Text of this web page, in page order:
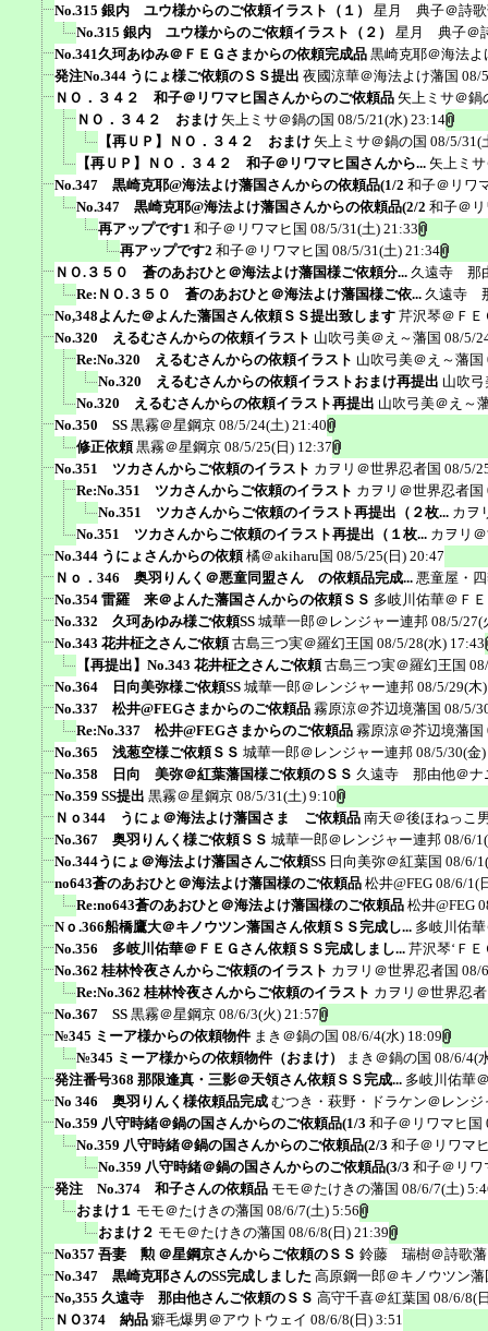
No.315 銀内 ユウ様からのご依頼イラスト（１）
星月 典子＠詩歌
No.315 銀内 ユウ様からのご依頼イラスト（２）
星月 典子＠
No.341久珂あゆみ＠ＦＥＧさまからの依頼完成品 黒崎克耶＠海法よ
発注No.344 うにょ様ご依頼のＳＳ提出 夜國涼華＠海法よけ藩国 08/
ＮＯ．３４２ 和子＠リワマヒ国さんからのご依頼品 矢上ミサ＠鍋
ＮＯ．３４２ おまけ 矢上ミサ＠鍋の国 08/5/21(水) 23:14
【再ＵＰ】ＮＯ．３４２ おまけ 矢上ミサ＠鍋の国 08/5/31(
【再ＵＰ】ＮＯ．３４２ 和子＠リワマヒ国さんから... 矢上ミ
No.347 黒崎克耶@海法よけ藩国さんからの依頼品(1/2 和子＠リワ
No.347 黒崎克耶@海法よけ藩国さんからの依頼品(2/2 和子＠
再アップです1 和子＠リワマヒ国 08/5/31(土) 21:33
再アップです2 和子＠リワマヒ国 08/5/31(土) 21:34
ＮＯ.３５０ 蒼のあおひと＠海法よけ藩国様ご依頼分... 久遠寺 那
Re:ＮＯ.３５０ 蒼のあおひと＠海法よけ藩国様ご依... 久遠寺
No,348よんた＠よんた藩国さん依頼ＳＳ提出致します 芹沢琴＠ＦＥ
No.320 えるむさんからの依頼イラスト 山吹弓美＠え～藩国 08/5/
Re:No.320 えるむさんからの依頼イラスト 山吹弓美＠え～藩国
No.320 えるむさんからの依頼イラストおまけ再提出 山吹
No.320 えるむさんからの依頼イラスト再提出 山吹弓美＠え～
No.350 SS 黒霧＠星鋼京 08/5/24(土) 21:40
修正依頼 黒霧＠星鋼京 08/5/25(日) 12:37
No.351 ツカさんからご依頼のイラスト カヲリ＠世界忍者国 08/5/
Re:No.351 ツカさんからご依頼のイラスト カヲリ＠世界忍者国
No.351 ツカさんからご依頼のイラスト再提出（２枚... カヲ
No.351 ツカさんからご依頼のイラスト再提出（１枚... カヲリ
No.344 うにょさんからの依頼 橘＠akiharu国 08/5/25(日) 20:47
Ｎｏ．346 奥羽りんく＠悪童同盟さん の依頼品完成... 悪童屋・
No.354 雷羅 来＠よんた藩国さんからの依頼ＳＳ 多岐川佑華＠Ｆ
No.332 久珂あゆみ様ご依頼SS 城華一郎＠レンジャー連邦 08/5/27(
No.343 花井柾之さんご依頼 古島三つ実＠羅幻王国 08/5/28(水) 17:43
【再提出】No.343 花井柾之さんご依頼 古島三つ実＠羅幻王国
No.364 日向美弥様ご依頼SS 城華一郎＠レンジャー連邦 08/5/29(木
No.337 松井@FEGさまからのご依頼品 霧原涼＠芥辺境藩国 08/5/
Re:No.337 松井@FEGさまからのご依頼品 霧原涼＠芥辺境藩国
No.365 浅葱空様ご依頼ＳＳ 城華一郎＠レンジャー連邦 08/5/30(金
No.358 日向 美弥＠紅葉藩国様ご依頼のＳＳ 久遠寺 那由他＠ナ
No.359 SS提出 黒霧＠星鋼京 08/5/31(土) 9:10
Ｎｏ344 うにょ＠海法よけ藩国さま ご依頼品 南天＠後ほねっこ
No.367 奥羽りんく様ご依頼ＳＳ 城華一郎＠レンジャー連邦 08/6/
No.344うにょ＠海法よけ藩国さんご依頼SS 日向美弥＠紅葉国 08/6/
no643蒼のあおひと＠海法よけ藩国様のご依頼品 松井@FEG 08/6/1(
Re:no643蒼のあおひと＠海法よけ藩国様のご依頼品 松井@FEG
Nｏ.366船橋鷹大＠キノウツン藩国さん依頼ＳＳ完成し... 多岐川佑
No.356 多岐川佑華＠ＦＥＧさん依頼ＳＳ完成しまし... 芹沢琴‘ＦＥ
No.362 桂林怜夜さんからご依頼のイラスト カヲリ＠世界忍者国 08/
Re:No.362 桂林怜夜さんからご依頼のイラスト カヲリ＠世界忍
No.367 SS 黒霧＠星鋼京 08/6/3(火) 21:57
№345 ミーア様からの依頼物件 まき＠鍋の国 08/6/4(水) 18:09
№345 ミーア様からの依頼物件（おまけ）
まき＠鍋の国 08/6/4(
発注番号368 那限逢真・三影＠天領さん依頼ＳＳ完成... 多岐川佑華
No 346 奥羽りんく様依頼品完成 むつき・萩野・ドラケン＠レンジ
No.359 八守時緒＠鍋の国さんからのご依頼品(1/3 和子＠リワマヒ国
No.359 八守時緒＠鍋の国さんからのご依頼品(2/3 和子＠リワマ
No.359 八守時緒＠鍋の国さんからのご依頼品(3/3 和子＠リワ
発注 No.374 和子さんの依頼品 モモ＠たけきの藩国 08/6/7(土)
おまけ１ モモ＠たけきの藩国 08/6/7(土) 5:56
おまけ２ モモ＠たけきの藩国 08/6/8(日) 21:39
No357 吾妻 勲 ＠星鋼京さんからご依頼のＳＳ 鈴藤 瑞樹＠詩歌
No.347 黒崎克耶さんのSS完成しました 高原鋼一郎＠キノウツン藩
No,355 久遠寺 那由他さんご依頼のＳＳ 高守千喜＠紅葉国 08/6/8(
ＮＯ374 納品 癖毛爆男＠アウトウェイ 08/6/8(日) 3:51